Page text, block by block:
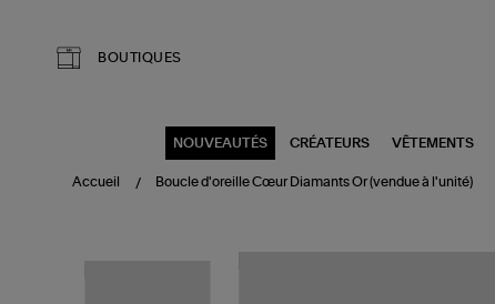
BOUTIQUES
NOUVEAUTÉS CRÉATEURS VÊTEMENTS
Accueil Boucle d'oreille Cœur Diamants Or (vendue à l'unité)